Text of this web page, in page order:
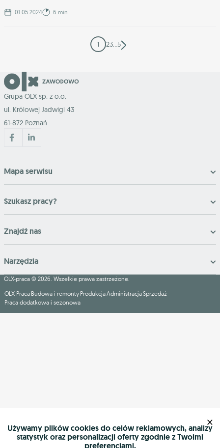
01.05.2024 6 min.
1 23…5
Grupa OLX sp. z o.o.
ul. Królowej Jadwigi 43
61-872 Poznań
Mapa serwisu
Szukasz pracy?
Znajdź nas
Narzędzia
OLX-praca © 2026. Wszelkie prawa zastrzeżone.
OLX Praca Budowa i remonty ProdukcjaAdministracjaSprzedaż
Praca dodatkowa i sezonowa
Używamy plików cookies do celów reklamowych, analizy
statystyk oraz personalizacji oferty zgodnie z Twoimi
preferencjami.
×